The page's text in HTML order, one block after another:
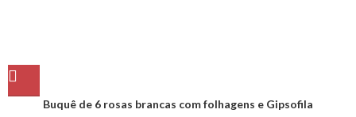
Buquê de 6 rosas brancas com folhagens e Gipsofila